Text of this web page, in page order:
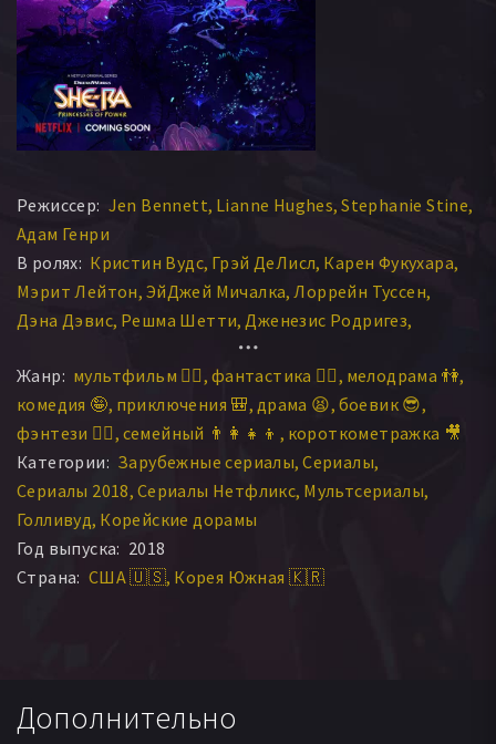
Режиссер: Jen Bennett Lianne Hughes Stephanie Stine
Адам Генри
В ролях: Кристин Вудс Грэй ДеЛисл Карен Фукухара
Мэрит Лейтон ЭйДжей Мичалка Лоррейн Туссен
Дэна Дэвис Решма Шетти Дженезис Родригез
Маркус Скрибнер
Лорен Эш Кестон Джон Джордан Фишер
Велла Ловелл Лала Нестор Кристал Джой Браун
СандраО Morla Gorrondona Адам Рэй Juliet Donenfeld
Ноэль Стивенсон
Жанр: мультфильм 🧚‍♀️ фантастика 🧙‍♀️ мелодрама 👫
комедия 🤪 приключения 🎒 драма 😫 боевик 😎
фэнтези 🧝‍♂️ семейный 👨‍👩‍👧‍👦
короткометражка 🎥
Категории: Зарубежные сериалы Сериалы
Сериалы 2018 Сериалы Нетфликс Мультсериалы
Голливуд Корейские дорамы
Год выпуска: 2018
Страна: США 🇺🇸 Корея Южная 🇰🇷
Дополнительно